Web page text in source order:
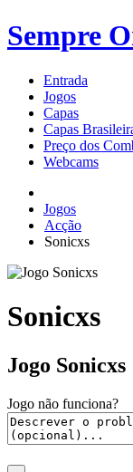
Sempre
Entrada
Jogos
Capas
Capas
Preço dos
Webcams
Jogos
Acção
Sonicxs
Sonicxs
Jogo Sonicxs
Jogo não funciona?